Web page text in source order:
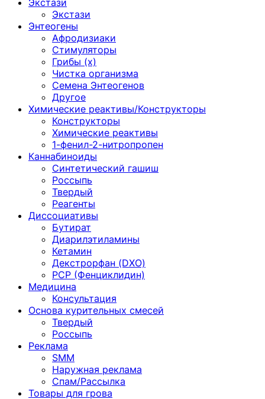
Экстази
Экстази
Энтеогены
Афродизиаки
Стимуляторы
Грибы (х)
Чистка организма
Семена Энтеогенов
Другое
Химические реактивы/Конструкторы
Конструкторы
Химические реактивы
1-фенил-2-нитропропен
Каннабиноиды
Синтетический гашиш
Россыпь
Твердый
Реагенты
Диссоциативы
Бутират
Диарилэтиламины
Кетамин
Декстрорфан (DXO)
PCP (Фенциклидин)
Медицина
Консультация
Основа курительных смесей
Твердый
Россыпь
Реклама
SMM
Наружная реклама
Спам/Рассылка
Товары для грова